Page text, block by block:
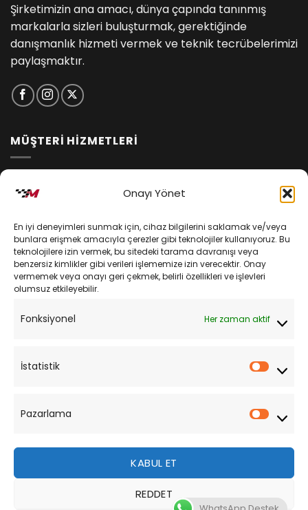
Onayı Yönet
En iyi deneyimleri sunmak için, cihaz bilgilerini saklamak ve/veya
bunlara erişmek amacıyla çerezler gibi teknolojiler kullanıyoruz. Bu
teknolojilere izin vermek, bu sitedeki tarama davranışı veya
benzersiz kimlikler gibi verileri işlememize izin verecektir. Onay
vermemek veya onayı geri çekmek, belirli özellikleri ve işlevleri
olumsuz etkileyebilir.
Fonksiyonel Her zaman aktif
İstatistik
Pazarlama
KABUL ET
REDDET
Şirketimizin ana amacı, dünya çapında tanınmış
markalarla sizleri buluşturmak, gerektiğinde
danışmanlık hizmeti vermek ve teknik tecrübelerimizi
paylaşmaktır.
MÜŞTERİ HİZMETLERİ
Kişisel Verilerin Korunması
Mesafeli Satış Sözleşmesi
Sipariş Takibi
Bu site, size daha iyi bir tarama deneyimi sunmak için